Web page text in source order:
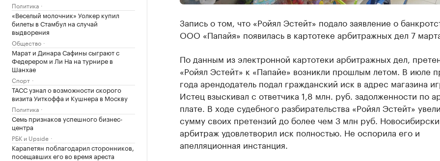
Политика
«Веселый молочник» Уолкер купил
билеты в Стамбул на случай
выдворения
Общество
Марат и Динара Сафины сыграют с
Федерером и Ли На на турнире в
Шанхае
Спорт
ТАСС узнал о возможности скорого
визита Уиткоффа и Кушнера в Москву
Политика
Семь признаков успешного бизнес-
центра
РБК и Upside
Карапетян поблагодарил сторонников,
посещавших его во время ареста
Запись о том, что «Ройял Эстейт» подало заявление о
ООО «Папайя» появилась в картотеке арбитражных дел 7
По данным из электронной картотеки арбитражных дел,
«Ройял Эстейт» к «Папайе» возникли прошлым летом. В июле
года арендодатель подал гражданский иск в адрес магазина
Истец взыскивал с ответчика 1,8 млн. руб. задолженности по
плате. В ходе судебного разбирательства «Ройял Эстейт»
сумму своих претензий до более чем 3 млн руб.
арбитраж удовлетворил иск полностью. Не оспорила его и
апелляционная инстанция.